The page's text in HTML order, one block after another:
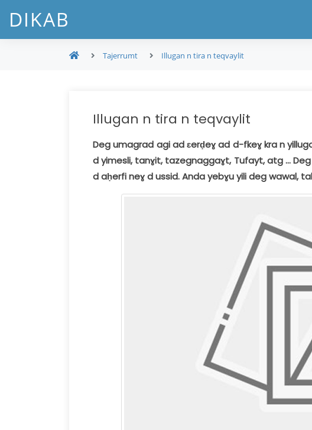
DIKAB
Tajerrumt Illugan n tira n teqvaylit
Illugan n tira n teqvaylit
Deg umagrad agi ad ɛerḍeɣ ad d-fkeɣ kra n
d yimesli, tanɣit, tazegnaggaɣt, Tufayt, atg ...
d aḥerfi neɣ d ussid. Anda yebɣu yili deg wawal,